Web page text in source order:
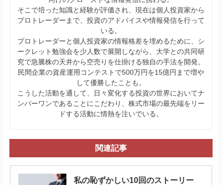
そこで培った知識と経験が評価され、現在は個人投資家から
プロトレーダーまで、投資のアドバイスや情報発信を行って
いる。
プロトレーダーと個人投資家の情報格差を埋めるために、シ
ークレット勉強会を少人数で展開しながら、大学との共同研
究で急騰株の天井から空売りを仕掛ける独自の手法を開発。
民間企業の資産運用コンテストで500万円を15億円まで増や
して優勝したことも。
こうした活動を通して、日々変化する投資の世界においてナ
ンバーワンであることにこだわり、株式市場の最先端をリー
ドする活動に情熱を注いでいる。
関連記事
私の恥ずかしい10回のストーリー